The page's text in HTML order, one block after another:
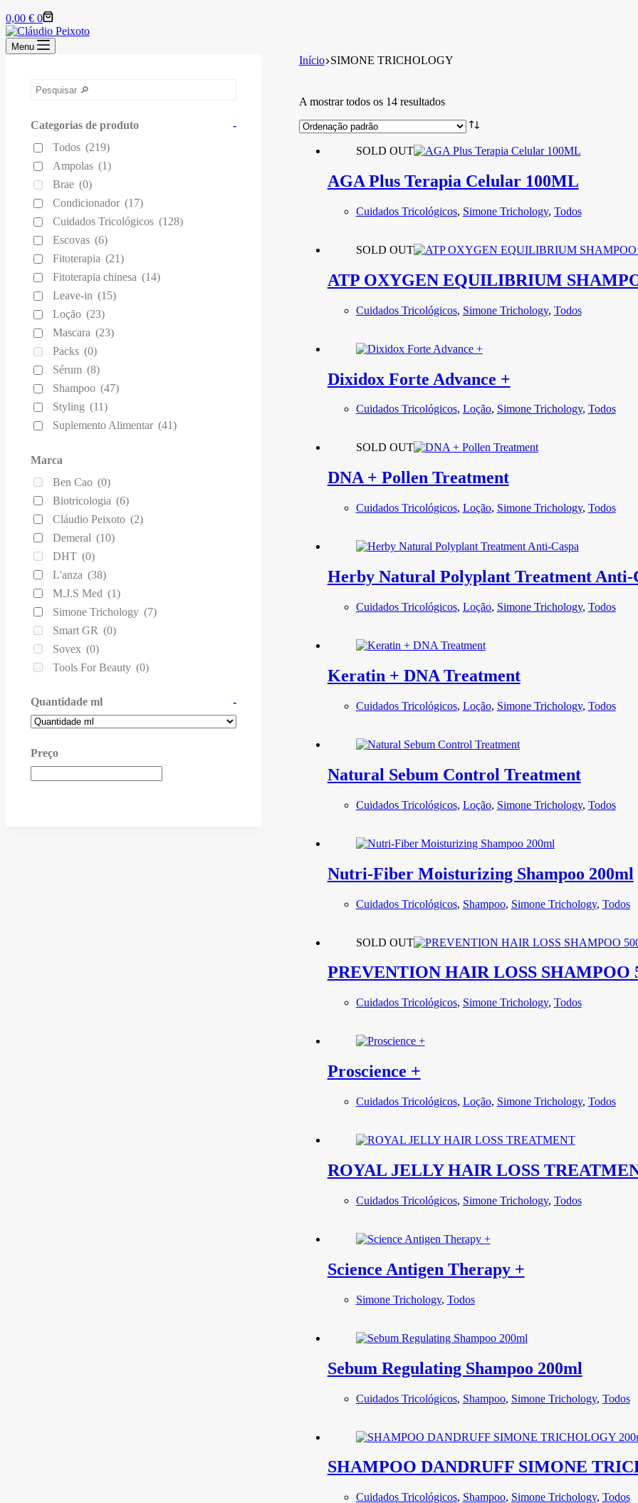
Carrinho
de
compras
0,00 € 0
Menu
Início SIMONE TRICHOLOGY
A mostrar todos os 14 resultados
SOLD OUT
AGA Plus Terapia Celular 100ML
Cuidados Tricológicos, Simone Trichology, Todos
SOLD OUT
ATP OXYGEN EQUILIBRIUM
Cuidados Tricológicos, Simone Trichology, Todos
Dixidox Forte Advance +
Cuidados Tricológicos, Loção, Simone Trichology, Todos
SOLD OUT
DNA + Pollen Treatment
Cuidados Tricológicos, Loção, Simone Trichology, Todos
Herby Natural Polyplant Treatment Anti-
Cuidados Tricológicos, Loção, Simone Trichology, Todos
Keratin + DNA Treatment
Cuidados Tricológicos, Loção, Simone Trichology, Todos
Natural Sebum Control Treatment
Cuidados Tricológicos, Loção, Simone Trichology, Todos
Nutri-Fiber Moisturizing Shampoo 200ml
Cuidados Tricológicos, Shampoo, Simone Trichology, Todos
SOLD OUT
PREVENTION HAIR LOSS SHAMPOO
Cuidados Tricológicos, Simone Trichology, Todos
Proscience +
Cuidados Tricológicos, Loção, Simone Trichology, Todos
ROYAL JELLY HAIR LOSS
Cuidados Tricológicos, Simone Trichology, Todos
Science Antigen Therapy +
Simone Trichology, Todos
Sebum Regulating Shampoo 200ml
Cuidados Tricológicos, Shampoo, Simone Trichology, Todos
SHAMPOO DANDRUFF SIMONE
Cuidados Tricológicos, Shampoo, Simone Trichology, Todos
Categorias de produto
-
Todos (219)
Ampolas (1)
Brae (0)
Condicionador (17)
Cuidados Tricológicos (128)
Escovas (6)
Fitoterapia (21)
Fitoterapia chinesa (14)
Leave-in (15)
Loção (23)
Mascara (23)
Packs (0)
Sérum (8)
Shampoo (47)
Styling (11)
Suplemento Alimentar (41)
Marca
Ben Cao (0)
Biotricologia (6)
Cláudio Peixoto (2)
Demeral (10)
DHT (0)
L'anza (38)
M.J.S Med (1)
Simone Trichology (7)
Smart GR (0)
Sovex (0)
Tools For Beauty (0)
Quantidade ml -
Preço